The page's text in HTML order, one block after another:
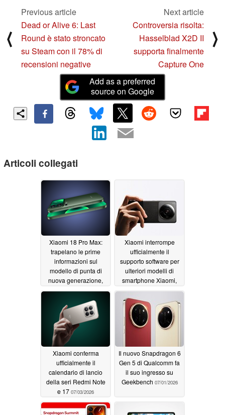
⟨
Previous article
Dead or Alive 6: Last
Round è stato stroncato
su Steam con il 78% di
recensioni negative
Next article
Controversia risolta:
Hasselblad X2D II
supporta finalmente
Capture One
⟩
Add as a preferred
source on Google
Articoli collegati
Xiaomi 18 Pro Max:
trapelano le prime
informazioni sul
modello di punta di
nuova generazione,
dotato di doppia
fotocamera da 200 MP
e batteria di grande
capacità
07/07/2026
Xiaomi interrompe
ufficialmente il
supporto software per
ulteriori modelli di
smartphone Xiaomi,
Poco e Redmi07/05/2026
Xiaomi conferma
ufficialmente il
calendario di lancio
della seri Redmi Note
e 17 07/03/2026
Il nuovo Snapdragon 6
Gen 5 di Qualcomm fa
il suo ingresso su
Geekbench 07/01/2026